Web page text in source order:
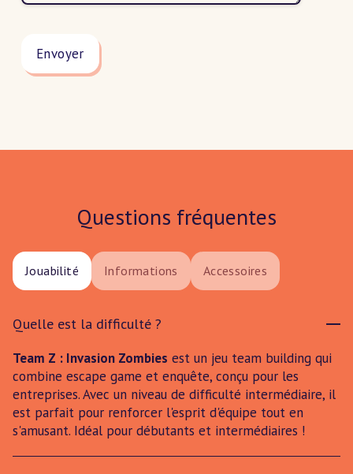
Questions fréquentes
Jouabilité Informations Accessoires
Quelle est la difficulté ?
Team Z : Invasion Zombies est un jeu team building qui
combine escape game et enquête, conçu pour les
entreprises. Avec un niveau de difficulté intermédiaire, il
est parfait pour renforcer l'esprit d'équipe tout en
s'amusant. Idéal pour débutants et intermédiaires !